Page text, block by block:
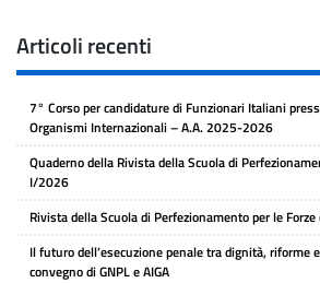
Articoli recenti
7° Corso per candidature di Funzionari Italiani
Organismi Internazionali – A.A. 2025-2026
Quaderno della Rivista della Scuola di
I/2026
Rivista della Scuola di Perfezionamento per le
Il futuro dell’esecuzione penale tra dignità, riforme
convegno di GNPL e AIGA